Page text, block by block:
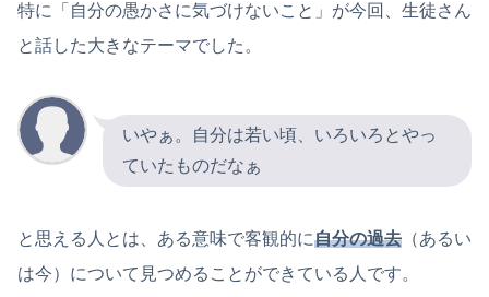
特に「自分の愚かさに気づけないこと」が今回、生徒さん
と話した大きなテーマでした。
いやぁ。自分は若い頃、いろいろとやっ
ていたものだなぁ
と思える人とは、ある意味で客観的に自分の過去 （あるい
は今）について見つめることができている人です。